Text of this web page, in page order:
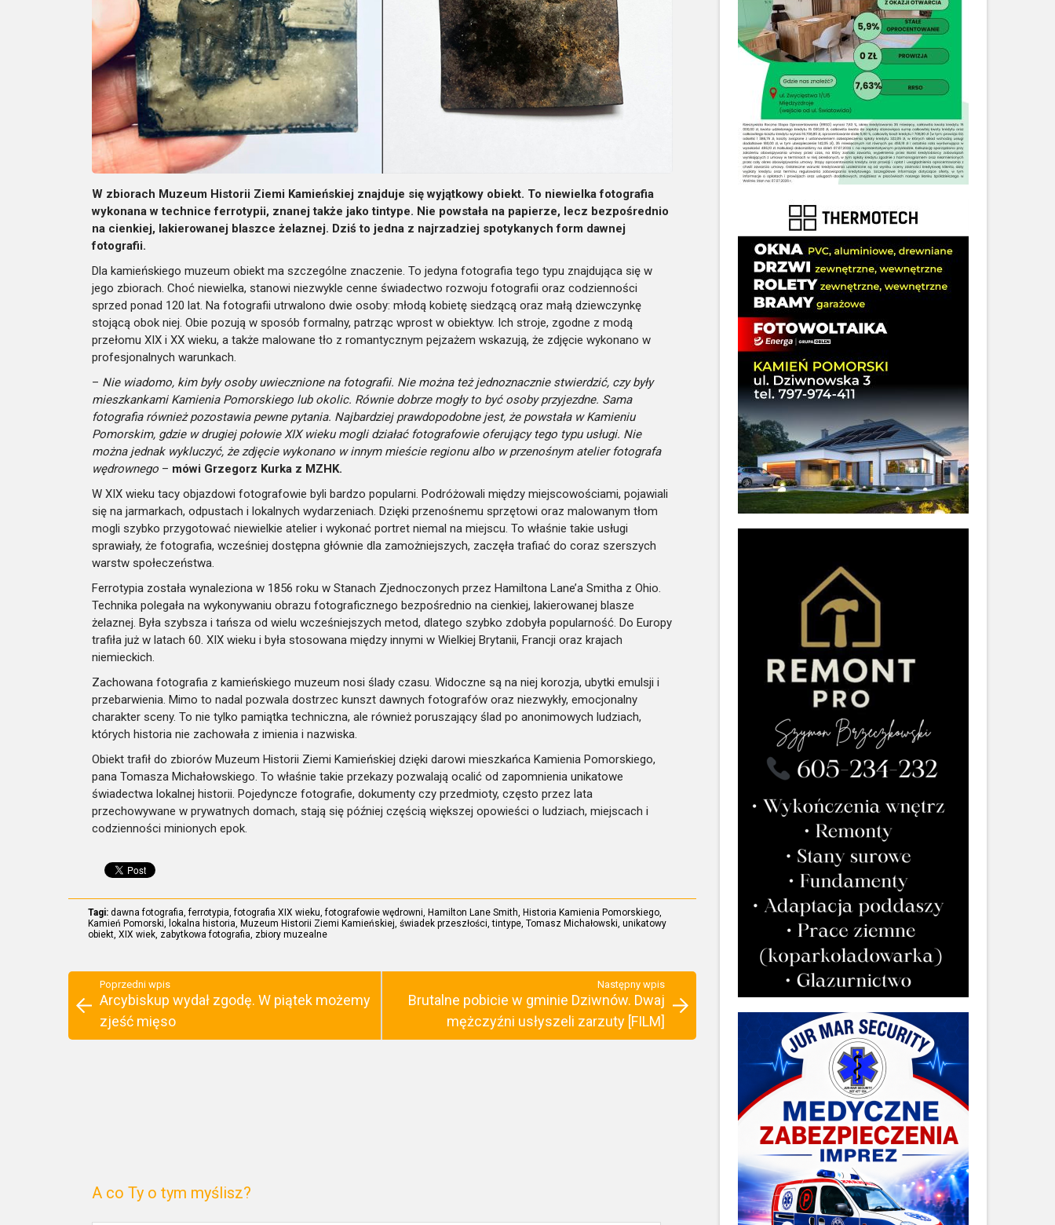
W zbiorach Muzeum Historii Ziemi Kamieńskiej znajduje się wyjątkowy obiekt. To niewielka fotografia
wykonana w technice ferrotypii, znanej także jako tintype. Nie powstała na papierze, lecz bezpośrednio
na cienkiej, lakierowanej blaszce żelaznej. Dziś to jedna z najrzadziej spotykanych form dawnej
fotografii.
Dla kamieńskiego muzeum obiekt ma szczególne znaczenie. To jedyna fotografia tego typu znajdująca się w
jego zbiorach. Choć niewielka, stanowi niezwykle cenne świadectwo rozwoju fotografii oraz codzienności
sprzed ponad 120 lat. Na fotografii utrwalono dwie osoby: młodą kobietę siedzącą oraz małą dziewczynkę
stojącą obok niej. Obie pozują w sposób formalny, patrząc wprost w obiektyw. Ich stroje, zgodne z modą
przełomu XIX i XX wieku, a także malowane tło z romantycznym pejzażem wskazują, że zdjęcie wykonano w
profesjonalnych warunkach.
– Nie wiadomo, kim były osoby uwiecznione na fotografii. Nie można też jednoznacznie stwierdzić, czy były
mieszkankami Kamienia Pomorskiego lub okolic. Równie dobrze mogły to być osoby przyjezdne. Sama
fotografia również pozostawia pewne pytania. Najbardziej prawdopodobne jest, że powstała w Kamieniu
Pomorskim, gdzie w drugiej połowie XIX wieku mogli działać fotografowie oferujący tego typu usługi. Nie
można jednak wykluczyć, że zdjęcie wykonano w innym mieście regionu albo w przenośnym atelier fotografa
wędrownego – mówi Grzegorz Kurka z MZHK.
W XIX wieku tacy objazdowi fotografowie byli bardzo popularni. Podróżowali między miejscowościami, pojawiali
się na jarmarkach, odpustach i lokalnych wydarzeniach. Dzięki przenośnemu sprzętowi oraz malowanym tłom
mogli szybko przygotować niewielkie atelier i wykonać portret niemal na miejscu. To właśnie takie usługi
sprawiały, że fotografia, wcześniej dostępna głównie dla zamożniejszych, zaczęła trafiać do coraz szerszych
warstw społeczeństwa.
Ferrotypia została wynaleziona w 1856 roku w Stanach Zjednoczonych przez Hamiltona Lane’a Smitha z Ohio.
Technika polegała na wykonywaniu obrazu fotograficznego bezpośrednio na cienkiej, lakierowanej blasze
żelaznej. Była szybsza i tańsza od wielu wcześniejszych metod, dlatego szybko zdobyła popularność. Do Europy
trafiła już w latach 60. XIX wieku i była stosowana między innymi w Wielkiej Brytanii, Francji oraz krajach
niemieckich.
Zachowana fotografia z kamieńskiego muzeum nosi ślady czasu. Widoczne są na niej korozja, ubytki emulsji i
przebarwienia. Mimo to nadal pozwala dostrzec kunszt dawnych fotografów oraz niezwykły, emocjonalny
charakter sceny. To nie tylko pamiątka techniczna, ale również poruszający ślad po anonimowych ludziach,
których historia nie zachowała z imienia i nazwiska.
Obiekt trafił do zbiorów Muzeum Historii Ziemi Kamieńskiej dzięki darowi mieszkańca Kamienia Pomorskiego,
pana Tomasza Michałowskiego. To właśnie takie przekazy pozwalają ocalić od zapomnienia unikatowe
świadectwa lokalnej historii. Pojedyncze fotografie, dokumenty czy przedmioty, często przez lata
przechowywane w prywatnych domach, stają się później częścią większej opowieści o ludziach, miejscach i
codzienności minionych epok.
Tagi: dawna fotografia,ferrotypia,fotografia XIX wieku,fotografowie wędrowni, Hamilton Lane Smith, Historia Kamienia Pomorskiego,
Kamień Pomorski, lokalna historia, Muzeum Historii Ziemi Kamieńskiej, świadek przeszłości,tintype, Tomasz Michałowski, unikatowy
obiekt, XIX wiek, zabytkowa fotografia, zbiory muzealne
Poprzedni wpis
Arcybiskup wydał zgodę. W piątek możemy
zjeść mięso
Następny wpis
Brutalne pobicie w gminie Dziwnów. Dwaj
mężczyźni usłyszeli zarzuty [FILM]
A co Ty o tym myślisz?